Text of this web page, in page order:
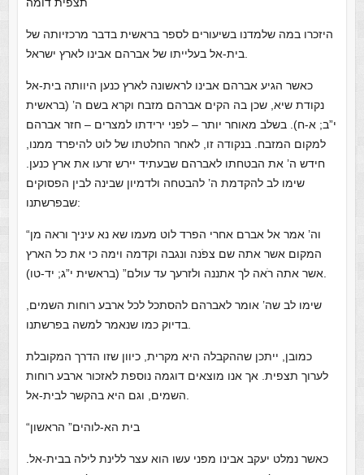
היזכרו במה שלמדנו בשיעורים לספר בראשית בדבר מרכזיותה של
בית-אל בעלייתו של אברהם אבינו לארץ ישראל.
כאשר הגיע אברהם אבינו לראשונה לארץ כנען היוותה בית-אל
נקודת שיא, שכן בה הקים אברהם מזבח וקרא בשם ה’ (בראשית
י”ב; א-ח). בשלב מאוחר יותר – לפני ירידתו למצרים – חזר אברהם
למקום המזבח. בנקודה זו, לאחר החלטתו של לוט להיפרד ממנו,
חידש ה’ את הבטחתו לאברהם שבעתיד יירש זרעו את ארץ כנען.
שימו לב להקדמת ה’ להבטחה ולדמיון שבינה לבין הפסוקים
שבפרשתנו:
“וה’ אמר אל אברם אחרי הפרד לוט מעמו שא נא עיניך וראה מן
המקום אשר אתה שם צפֹנה ונגבה וקדמה וימה כי את כל הארץ
שימו לב שה’ אומר לאברהם להסתכל לכל ארבע רוחות השמים,
בדיוק כמו שנאמר למשה בפרשתנו.
כמובן, ייתכן שההקבלה היא מקרית, כיוון שזו הדרך המקובלת
לערוך תצפית. אך אנו מוצאים דוגמה נוספת לאזכור ארבע רוחות
“בית הא-לוהים” הראשון
כאשר נמלט יעקב אבינו מפני עשו הוא עצר ללינת לילה בבית-אל.